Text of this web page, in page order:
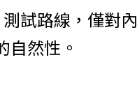
試路線，僅對內
自然性。